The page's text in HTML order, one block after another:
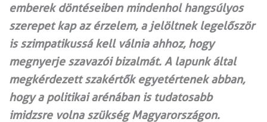
emberek döntéseiben mindenhol hangsúlyos
szerepet kap az érzelem, a jelöltnek legelőször
is szimpatikussá kell válnia ahhoz, hogy
megnyerje szavazói bizalmát. A lapunk által
megkérdezett szakértők egyetértenek abban,
hogy a politikai arénában is tudatosabb
imidzsre volna szükség Magyarországon.